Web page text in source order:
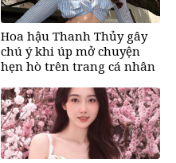
Hoa hậu Thanh Thủy gây
chú ý khi úp mở chuyện
hẹn hò trên trang cá nhân